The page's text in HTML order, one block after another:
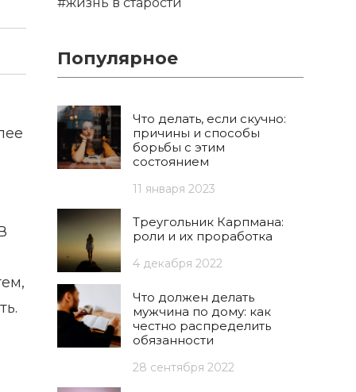
Популярное
Что делать, если скучно:
причины и способы
борьбы с этим
состоянием
11 января 2023
Треугольник Карпмана:
роли и их проработка
4 декабря 2022
Что должен делать
мужчина по дому: как
честно распределить
обязанности
28 сентября 2022